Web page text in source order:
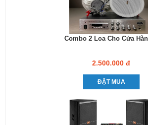
Combo 2 Loa Cho Cửa
2.500.000 đ
ĐẶT MUA